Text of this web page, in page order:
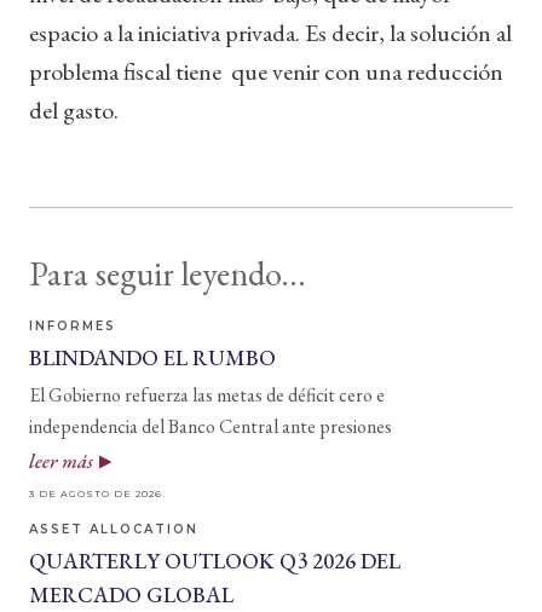
espacio a la iniciativa privada. Es decir, la solución al
problema fiscal tiene que venir con una reducción
del gasto.
Para seguir leyendo...
INFORMES
BLINDANDO EL RUMBO
El Gobierno refuerza las metas de déficit cero e
independencia del Banco Central ante presiones
leer más
3 DE AGOSTO DE 2026
ASSET ALLOCATION
QUARTERLY OUTLOOK Q3 2026 DEL
MERCADO GLOBAL